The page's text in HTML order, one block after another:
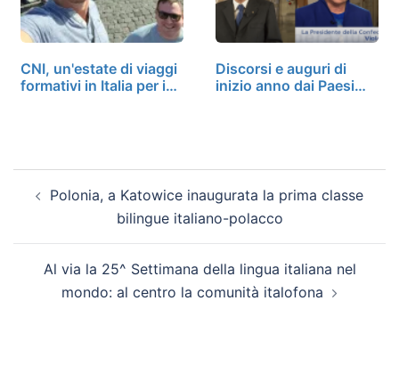
CNI, un'estate di viaggi
formativi in Italia per i…
Discorsi e auguri di
inizio anno dai Paesi…
Polonia, a Katowice inaugurata la prima classe
bilingue italiano-polacco
Al via la 25^ Settimana della lingua italiana nel
mondo: al centro la comunità italofona